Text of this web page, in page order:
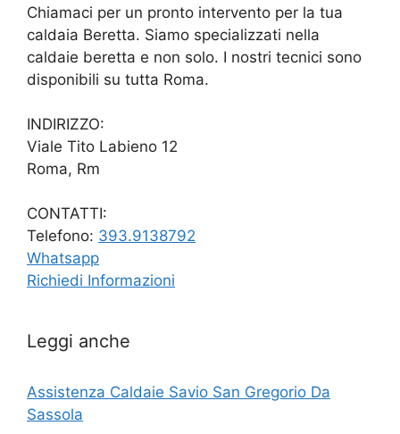
Chiamaci per un pronto intervento per la tua
caldaia Beretta. Siamo specializzati nella
caldaie beretta e non solo. I nostri tecnici sono
disponibili su tutta Roma.
INDIRIZZO:
Viale Tito Labieno 12
Roma, Rm
CONTATTI:
Telefono: 393.9138792
Whatsapp
Richiedi Informazioni
Leggi anche
Assistenza Caldaie Savio San Gregorio Da
Sassola